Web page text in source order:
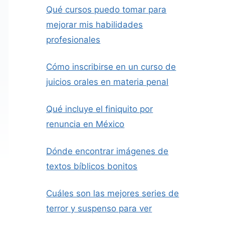
Qué cursos puedo tomar para
mejorar mis habilidades
profesionales
Cómo inscribirse en un curso de
juicios orales en materia penal
Qué incluye el finiquito por
renuncia en México
Dónde encontrar imágenes de
textos bíblicos bonitos
Cuáles son las mejores series de
terror y suspenso para ver